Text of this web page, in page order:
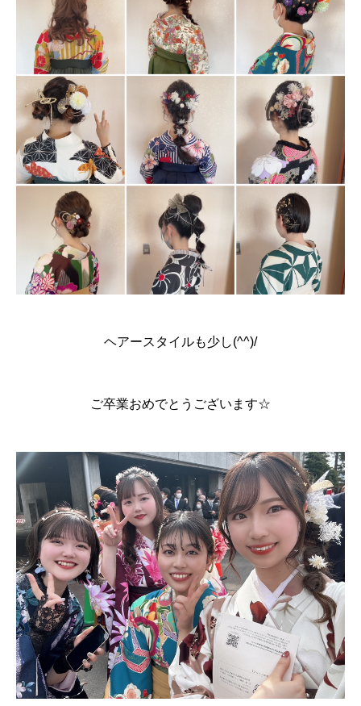
ヘアースタイルも少し(^^)/
ご卒業おめでとうございます☆